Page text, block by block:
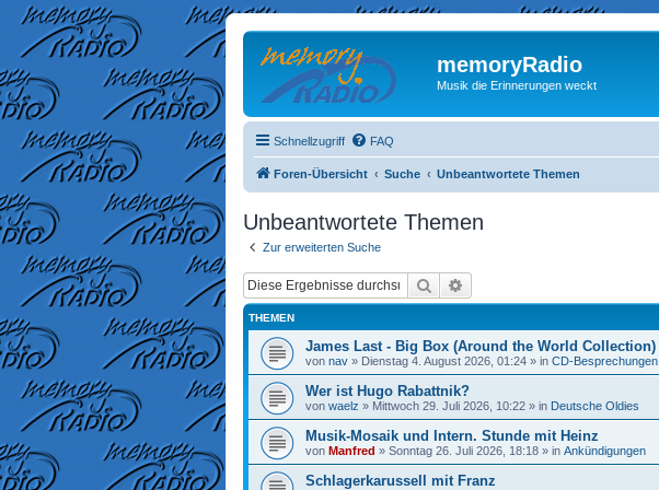
memoryRadio
Musik die Erinnerungen weckt
Schnellzugriff FAQ
Foren-Übersicht Suche Unbeantwortete Themen
Unbeantwortete Themen
Zur erweiterten Suche
Suche
THEMEN
James Last - Big Box (Around the World Collection)
von nav » Dienstag 4. August 2026, 01:24 » in CD-Besprechungen
Wer ist Hugo Rabattnik?
von waelz » Mittwoch 29. Juli 2026, 10:22 » in Deutsche Oldies
Musik-Mosaik und Intern. Stunde mit Heinz
von Manfred » Sonntag 26. Juli 2026, 18:18 » in Ankündigungen
Schlagerkarussell mit Franz